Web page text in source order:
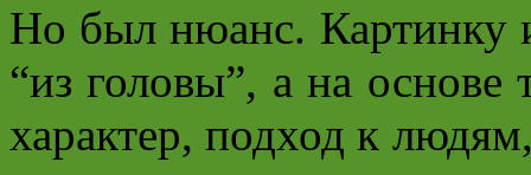
Но был нюанс. Картинку
“из головы”, а на
характер, подход к